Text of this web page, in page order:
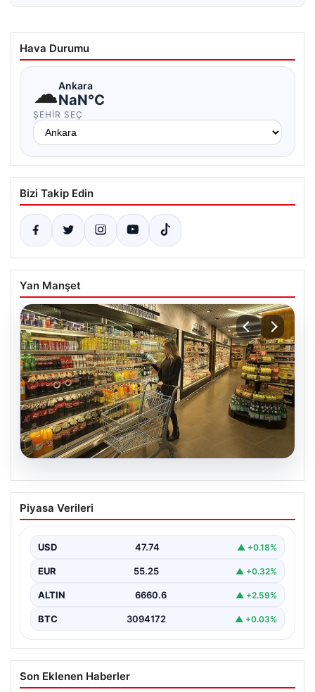
Hava Durumu
☁Ankara
NaN°C
ŞEHIR SEÇ
Bizi Takip Edin
Yan Manşet
07.08.2026
Enflasyon verileri ne zaman
açıklanacak? 2026 TÜİK mart ayı
Piyasa Verileri
USD 47.74 ▲ +0.18%
EUR 55.25 ▲ +0.32%
ALTIN 6660.6 ▲ +2.59%
BTC 3094172 ▲ +0.03%
Son Eklenen Haberler